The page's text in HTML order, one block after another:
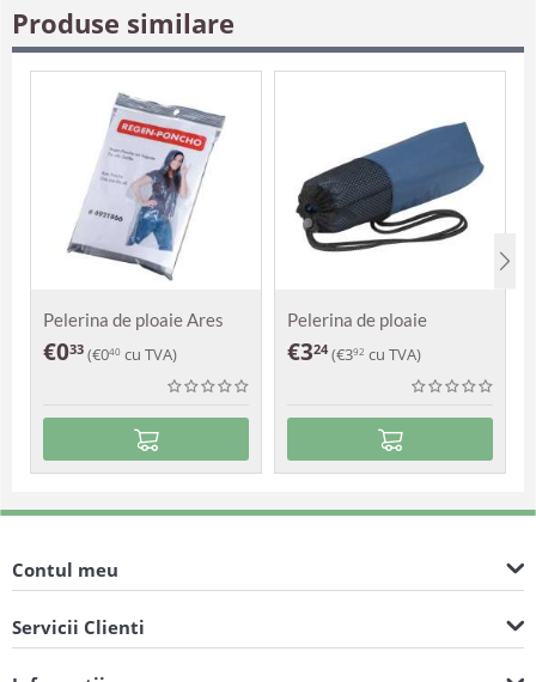
Produse similare
Pelerina de ploaie Ares
€033 (€040 cu TVA)
Pelerina de ploaie
Augustus
€324 (€392 cu TVA)
Contul meu
Servicii Clienti